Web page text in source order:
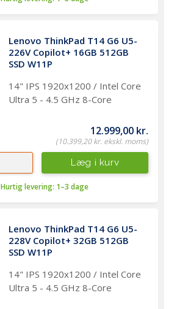
Lenovo ThinkPad T14 G6 U5-
226V Copilot+ 16GB 512GB
SSD W11P
14" IPS 1920x1200 / Intel Core
Ultra 5 - 4.5 GHz 8-Core
12.999,00 kr.
(10.399,20 kr. ekskl. moms)
Hurtig levering: 1–3 dage
Læg i kurv
Lenovo ThinkPad T14 G6 U5-
228V Copilot+ 32GB 512GB
SSD W11P
14" IPS 1920x1200 / Intel Core
Ultra 5 - 4.5 GHz 8-Core